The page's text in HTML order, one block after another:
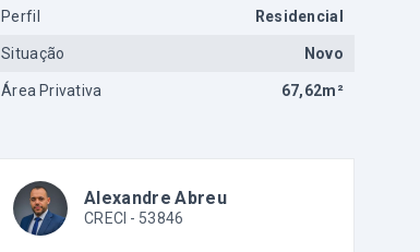
Perfil Residencial
Situação Novo
Área Privativa 67,62m²
Alexandre Abreu
CRECI - 53846